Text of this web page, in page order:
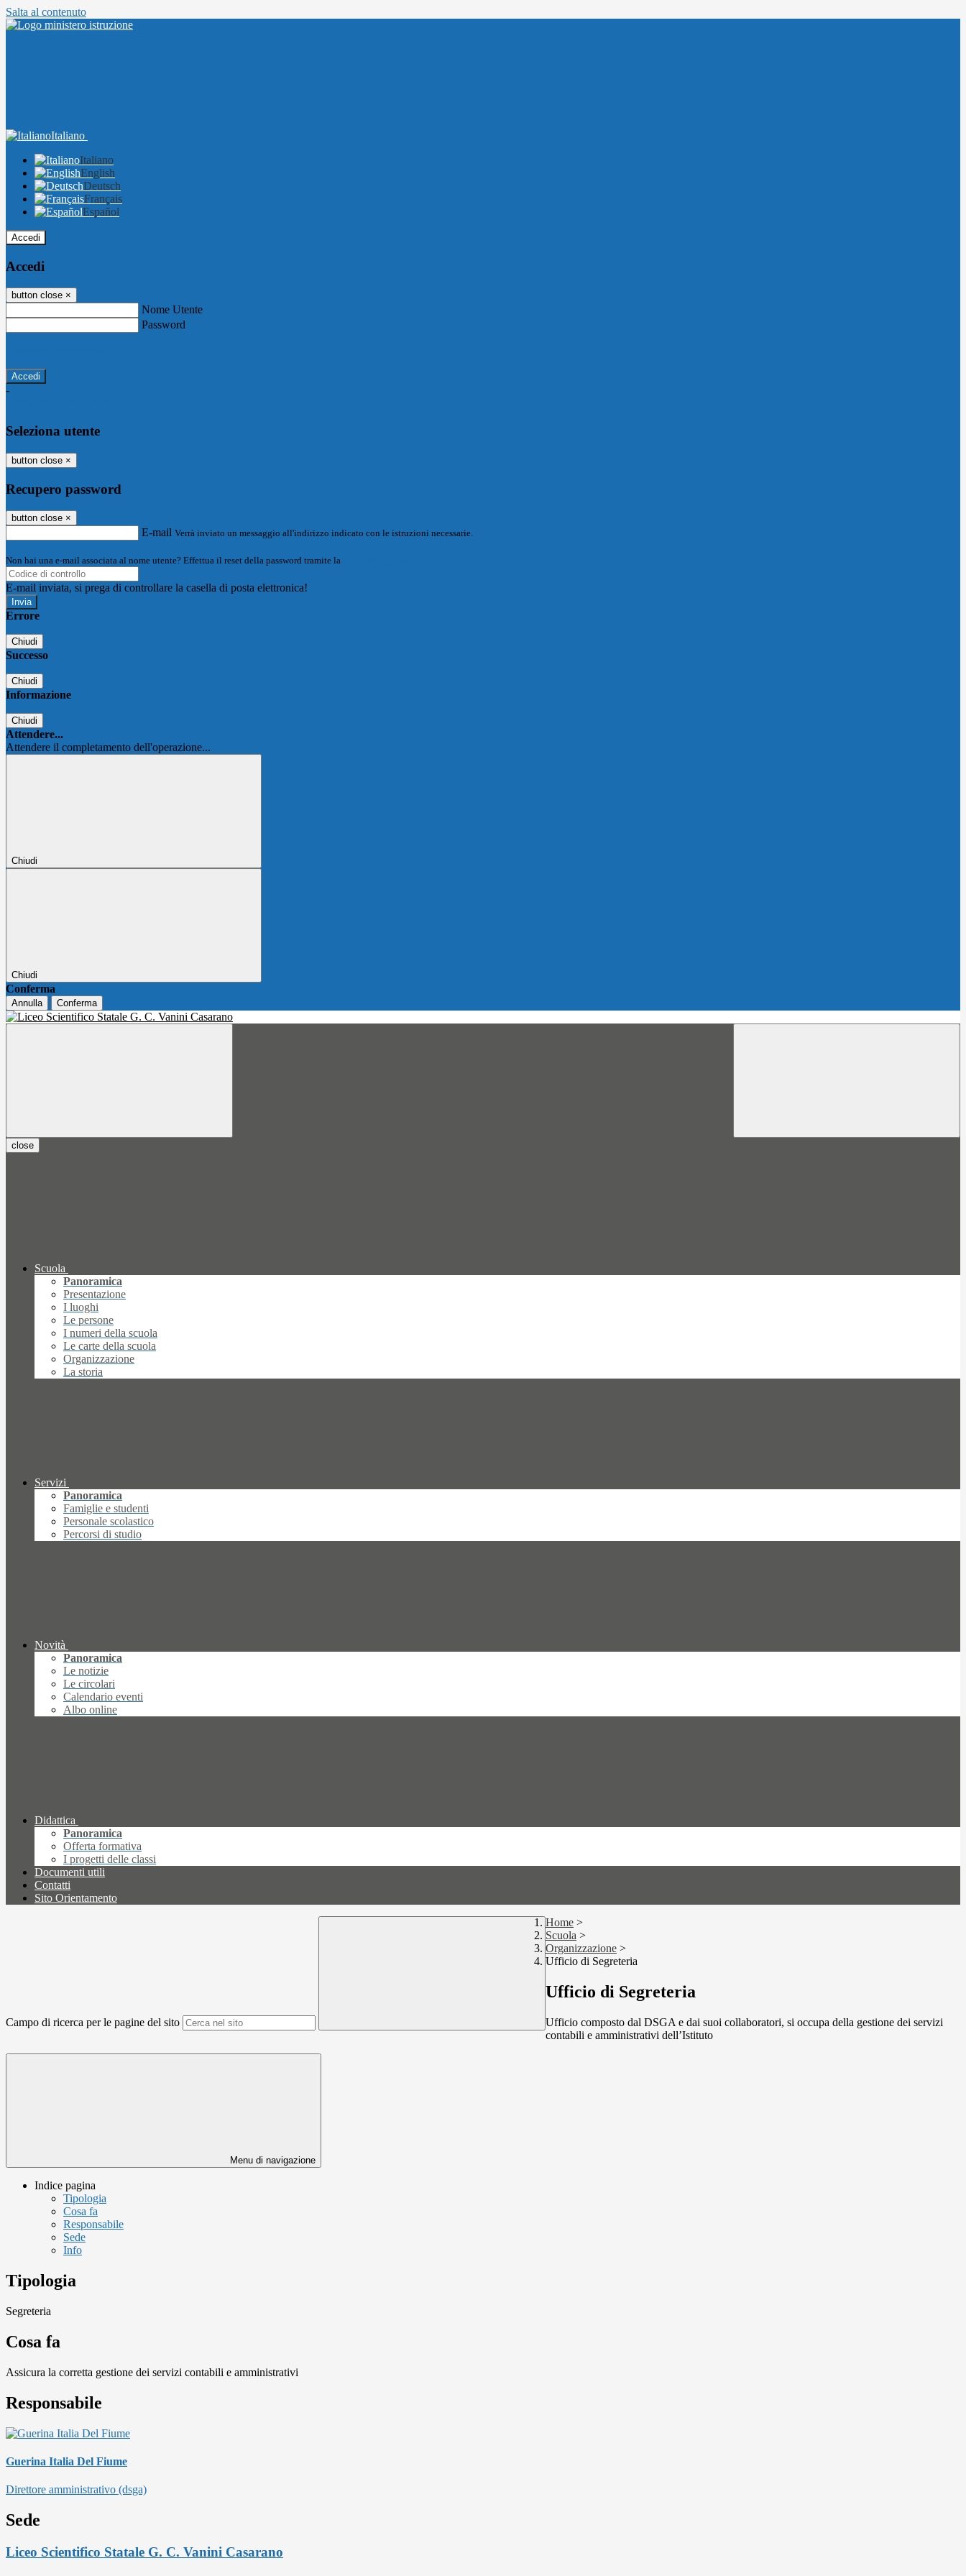
Salta al contenuto
Italiano
Italiano
English
Deutsch
Français
Español
Accedi
Accedi
button close ×
Nome Utente
Password
-
Seleziona utente
button close ×
Recupero password
button close ×
E-mail Verrà inviato un messaggio all'indirizzo indicato con le istruzioni necessarie.
Non hai una e-mail associata al nome utente? Effettua il reset della password tramite la
E-mail inviata, si prega di controllare la casella di posta elettronica!
Errore
Chiudi
Successo
Chiudi
Informazione
Chiudi
Attendere...
Attendere il completamento dell'operazione...
Chiudi
Chiudi
Conferma
Annulla Conferma
close
Scuola
Panoramica
Presentazione
I luoghi
Le persone
I numeri della scuola
Le carte della scuola
Organizzazione
La storia
Servizi
Panoramica
Famiglie e studenti
Personale scolastico
Percorsi di studio
Novità
Panoramica
Le notizie
Le circolari
Calendario eventi
Albo online
Didattica
Panoramica
Offerta formativa
I progetti delle classi
Documenti utili
Contatti
Sito Orientamento
Campo di ricerca per le pagine del sito
Home >
Scuola >
Organizzazione >
Ufficio di Segreteria
Ufficio di Segreteria
Ufficio composto dal DSGA e dai suoi collaboratori, si occupa della gestione dei servizi
contabili e amministrativi dell’Istituto
Menu di navigazione
Indice pagina
Tipologia
Cosa fa
Responsabile
Sede
Info
Tipologia
Segreteria
Cosa fa
Assicura la corretta gestione dei servizi contabili e amministrativi
Responsabile
Guerina Italia Del Fiume
Direttore amministrativo (dsga)
Sede
Liceo Scientifico Statale G. C. Vanini Casarano